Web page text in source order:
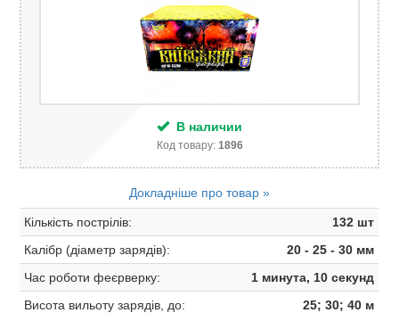
В наличии
Код товару: 1896
Докладніше про товар »
Кількість пострілів:
132 шт
Калібр (діаметр зарядів):
20 - 25 - 30 мм
Час роботи феєрверку:
1 минута, 10 секунд
Висота вильоту зарядів, до:
25; 30; 40 м